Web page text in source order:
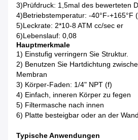
3)Prüfdruck: 1,5mal des bewerteten
4)Betriebstemperatur: -40°F-+165°F
5)Leckrate: 2*10-8 ATM cc/sec er
6)Lebenslauf: 0,08
Hauptmerkmale
1) Einstufig verringern Sie Struktur.
2) Benutzen Sie Hartdichtung
Membran
3) Körper-Faden: 1/4" NPT (f)
4) Einfach, inneren Körper zu fegen
5) Filtermasche nach innen
6) Platte besteigbar oder an der
Typische Anwendungen